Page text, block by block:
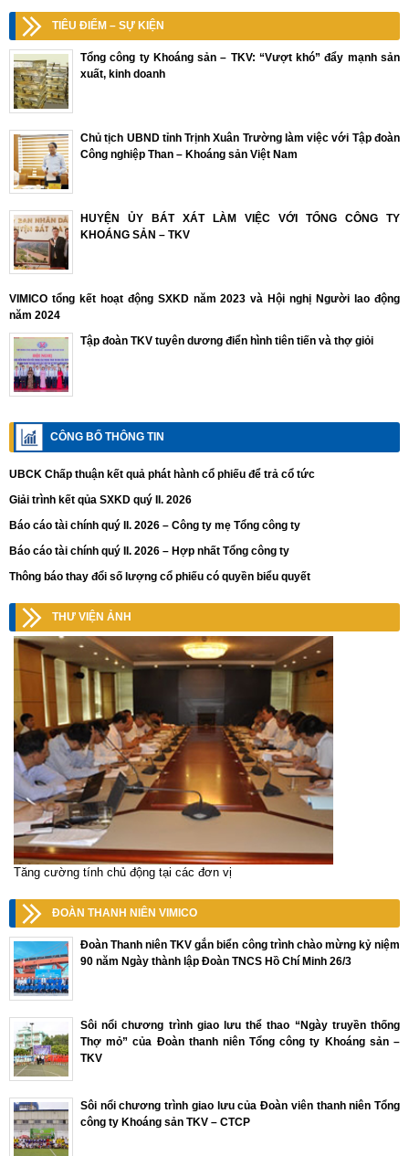
TIÊU ĐIỂM – SỰ KIỆN
Tổng công ty Khoáng sản – TKV: “Vượt khó” đẩy mạnh sản
xuất, kinh doanh
Chủ tịch UBND tỉnh Trịnh Xuân Trường làm việc với Tập đoàn
Công nghiệp Than – Khoáng sản Việt Nam
HUYỆN ỦY BÁT XÁT LÀM VIỆC VỚI TỔNG CÔNG TY
KHOÁNG SẢN – TKV
VIMICO tổng kết hoạt động SXKD năm 2023 và Hội nghị Người lao động
năm 2024
Tập đoàn TKV tuyên dương điển hình tiên tiến và thợ giỏi
CÔNG BỐ THÔNG TIN
UBCK Chấp thuận kết quả phát hành cổ phiếu để trả cổ tức
Giải trình kết qủa SXKD quý II. 2026
Báo cáo tài chính quý II. 2026 – Công ty mẹ Tổng công ty
Báo cáo tài chính quý II. 2026 – Hợp nhất Tổng công ty
Thông báo thay đổi số lượng cổ phiếu có quyền biểu quyết
THƯ VIỆN ẢNH
Tăng cường tính chủ động tại các đơn vị
ĐOÀN THANH NIÊN VIMICO
Đoàn Thanh niên TKV gắn biển công trình chào mừng kỷ niệm
90 năm Ngày thành lập Đoàn TNCS Hồ Chí Minh 26/3
Sôi nổi chương trình giao lưu thể thao “Ngày truyền thống
Thợ mỏ” của Đoàn thanh niên Tổng công ty Khoáng sản –
TKV
Sôi nổi chương trình giao lưu của Đoàn viên thanh niên Tổng
công ty Khoáng sản TKV – CTCP